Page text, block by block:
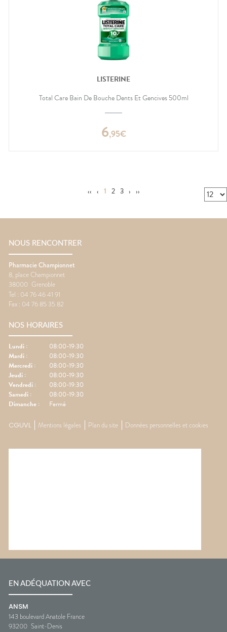
LISTERINE
Total Care Bain De Bouche Dents Et Gencives 500ml
6,95€
‹‹ ‹ 1 2 3 › ››
NOUS RENCONTRER
Pharmacie Championnet
8, place Championnet
38000 Grenoble
Tel : 04 76 46 41 91
Fax : 04 76 85 35 82
NOS HORAIRES
Lundi :
08:00-19:30
Mardi :
08:00-19:30
Mercredi :
08:00-19:30
Jeudi :
08:00-19:30
Vendredi :
08:00-19:30
Samedi :
08:00-19:30
Dimanche : Fermé
CGUVL Mentions légales Plan du site Données personnelles et cookies
EN ADÉQUATION AVEC
ANSM
143 boulevard Anatole France
93200 Saint-Denis